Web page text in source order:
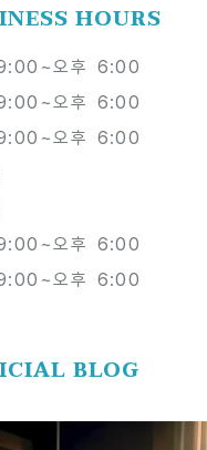
HOURS
오후 6:00
오후 6:00
오후 6:00
오후 6:00
오후 6:00
BLOG